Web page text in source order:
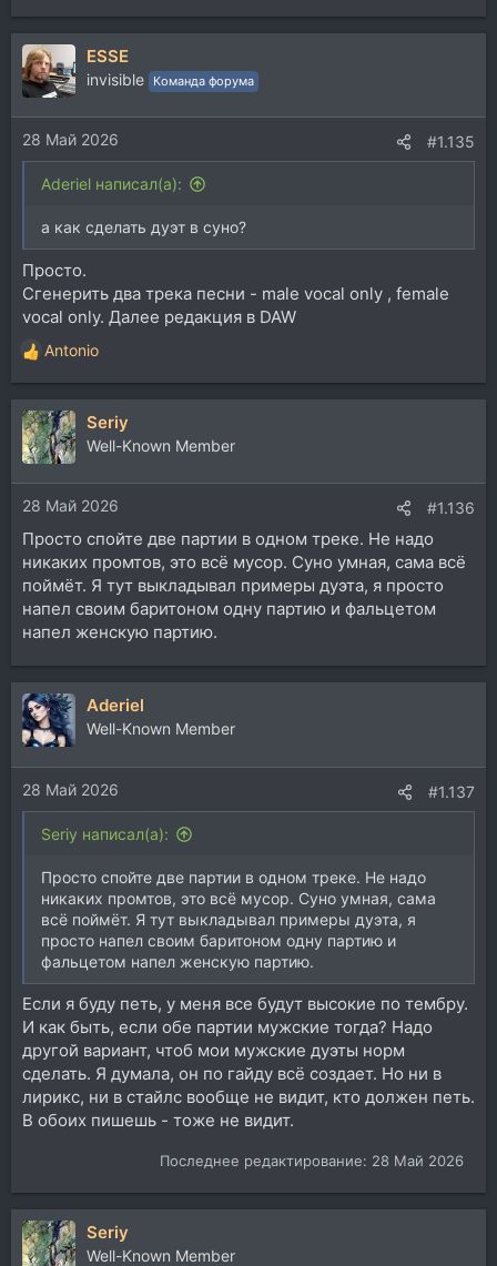
ESSE
invisible Команда форума
28 Май 2026 #1.135
Aderiel написал(а):
а как сделать дуэт в суно?
Просто.
Сгенерить два трека песни - male vocal only , female
vocal only. Далее редакция в DAW
Р
е
а
к
ц
и
и
:
Antonio
Seriy
Well-Known Member
28 Май 2026 #1.136
Просто спойте две партии в одном треке. Не надо
никаких промтов, это всё мусор. Суно умная, сама всё
поймёт. Я тут выкладывал примеры дуэта, я просто
напел своим баритоном одну партию и фальцетом
напел женскую партию.
Aderiel
Well-Known Member
28 Май 2026 #1.137
Seriy написал(а):
Просто спойте две партии в одном треке. Не надо
никаких промтов, это всё мусор. Суно умная, сама
всё поймёт. Я тут выкладывал примеры дуэта, я
просто напел своим баритоном одну партию и
фальцетом напел женскую партию.
Если я буду петь, у меня все будут высокие по тембру.
И как быть, если обе партии мужские тогда? Надо
другой вариант, чтоб мои мужские дуэты норм
сделать. Я думала, он по гайду всё создает. Но ни в
лирикс, ни в стайлс вообще не видит, кто должен петь.
В обоих пишешь - тоже не видит.
Последнее редактирование: 28 Май 2026
Seriy
Well-Known Member